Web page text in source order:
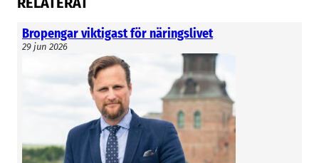
Bropengar viktigast för näringslivet
29 jun 2026